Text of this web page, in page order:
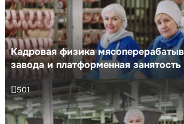
Кадровая физика
завода и платформенная занятость
501